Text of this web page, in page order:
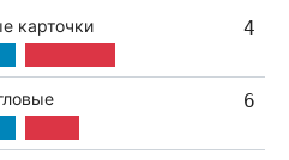
карточки 4
6